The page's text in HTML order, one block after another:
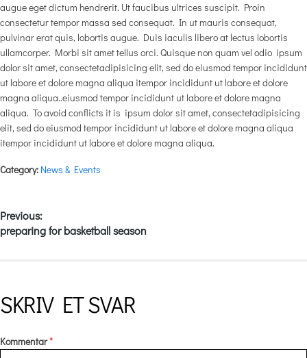
augue eget dictum hendrerit. Ut faucibus ultrices suscipit. Proin
consectetur tempor massa sed consequat. In ut mauris consequat,
pulvinar erat quis, lobortis augue. Duis iaculis libero at lectus lobortis
ullamcorper. Morbi sit amet tellus orci. Quisque non quam vel odio ipsum
dolor sit amet, consectetadipisicing elit, sed do eiusmod tempor incididunt
ut labore et dolore magna aliqua itempor incididunt ut labore et dolore
magna aliqua..eiusmod tempor incididunt ut labore et dolore magna
aliqua. To avoid conflicts it is ipsum dolor sit amet, consectetadipisicing
elit, sed do eiusmod tempor incididunt ut labore et dolore magna aliqua
itempor incididunt ut labore et dolore magna aliqua.
Category: News & Events
Previous:
preparing for basketball season
SKRIV ET SVAR
Kommentar*